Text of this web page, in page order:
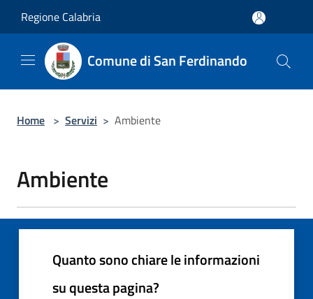
Regione Calabria
Comune di San Ferdinando
Home > Servizi > Ambiente
Ambiente
Quanto sono chiare le informazioni
su questa pagina?